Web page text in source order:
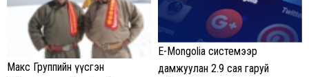
Макс Группийн үүсгэн
E-Mongolia системээр
дамжуулан 2.9 сая гаруй